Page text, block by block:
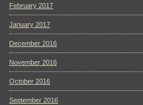
February 2017
January 2017
December 2016
November 2016
October 2016
September 2016